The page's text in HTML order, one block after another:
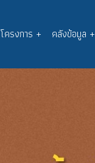
โครงการ + คลังข้อมูล +